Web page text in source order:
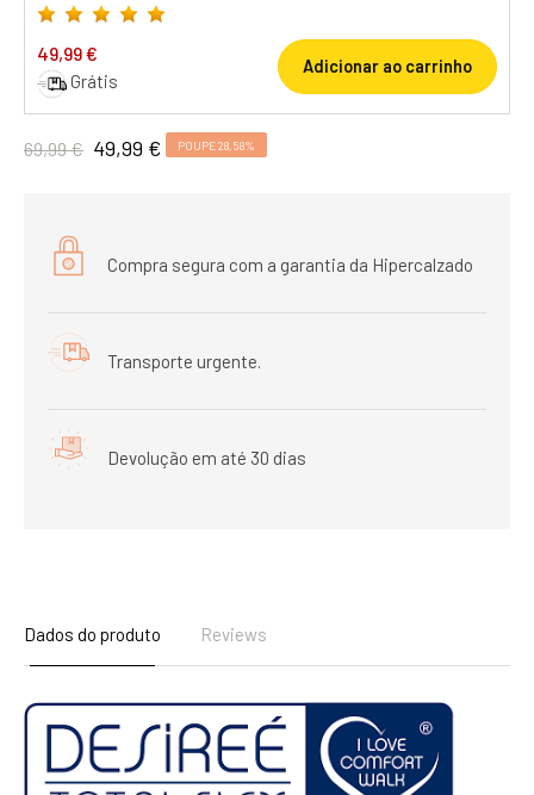
49,99 €
Grátis
Adicionar ao carrinho
69,99 € 49,99 € POUPE 28,58%
Compra segura com a garantia da Hipercalzado
Transporte urgente.
Devolução em até 30 dias
Dados do produto Reviews